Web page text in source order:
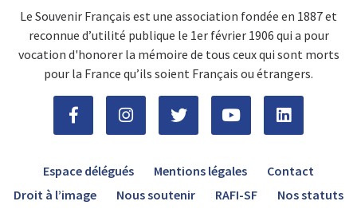
Le Souvenir Français est une association fondée en 1887 et
reconnue d’utilité publique le 1er février 1906 qui a pour
vocation d'honorer la mémoire de tous ceux qui sont morts
pour la France qu’ils soient Français ou étrangers.
Espace délégués Mentions légales
Contact
Droit à l’image
Nous soutenir RAFI-SF Nos statuts